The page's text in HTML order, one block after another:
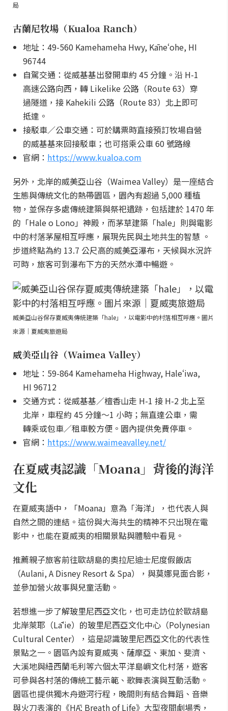
局
古蘭尼牧場（Kualoa Ranch）
地址：49-560 Kamehameha Hwy, Kāneʻohe, HI
96744
自駕交通：從威基基出發開車約 45 分鐘。沿 H-1
高速公路向西，轉 Likelike 公路（Route 63）穿
過隧道，接 Kahekili 公路（Route 83）北上即可
抵達。
接駁車／公車交通：可於購票時直接預訂牧場自營
的威基基來回接駁車；也可搭乘公車 60 號路線
官網： https://www.kualoa.com
另外，北岸的威美亞山谷（Waimea Valley）是一座結合
生態與傳統文化的熱帶園區，園內有超過 5,000 種植
物，並保存多處傳統建築與祭祀遺跡，包括建於 1470 年
的「Hale o Lono」神殿，而茅草建築「hale」則與電影
中的村落茅屋相互呼應，展現先民與土地共生的智慧 。
步道終點為約 13.7 公尺高的威美亞瀑布，天候與水況許
可時，旅客可到瀑布下方的天然水潭中暢遊。
威美亞山谷保存夏威夷傳統建築「hale」，以電影中的村落相互呼應。圖片
來源｜夏威夷旅遊局
威美亞山谷（Waimea Valley）
地址：59-864 Kamehameha Highway, Haleʻiwa,
HI 96712
交通方式：從威基基／檀香山走 H-1 接 H-2 北上至
北岸，車程約 45 分鐘～1 小時；無直達公車，需
轉乘或包車／租車較方便。園內提供免費停車。
官網： https://www.waimeavalley.net/
在夏威夷認識「Moana」背後的海洋
文化
在夏威夷語中，「Moana」意為「海洋」，也代表人與
自然之間的連結。這份與大海共生的精神不只出現在電
影中，也能在夏威夷的相關景點與體驗中看見。
推薦親子旅客前往歐胡島的奧拉尼迪士尼度假飯店
（Aulani, A Disney Resort & Spa），與莫娜見面合影，
並參加營火故事與兒童活動。
若想進一步了解玻里尼西亞文化，也可走訪位於歐胡島
北岸萊耶（Lāʻie）的玻里尼西亞文化中心（Polynesian
Cultural Center），這是認識玻里尼西亞文化的代表性
景點之一。園區內設有夏威夷、薩摩亞、東加、斐濟、
大溪地與紐西蘭毛利等六個太平洋島嶼文化村落，遊客
可參與各村落的傳統工藝示範、歌舞表演與互動活動。
園區也提供獨木舟遊河行程，晚間則有結合舞蹈、音樂
與火刀表演的《HĀ: Breath of Life》大型夜間劇場秀，